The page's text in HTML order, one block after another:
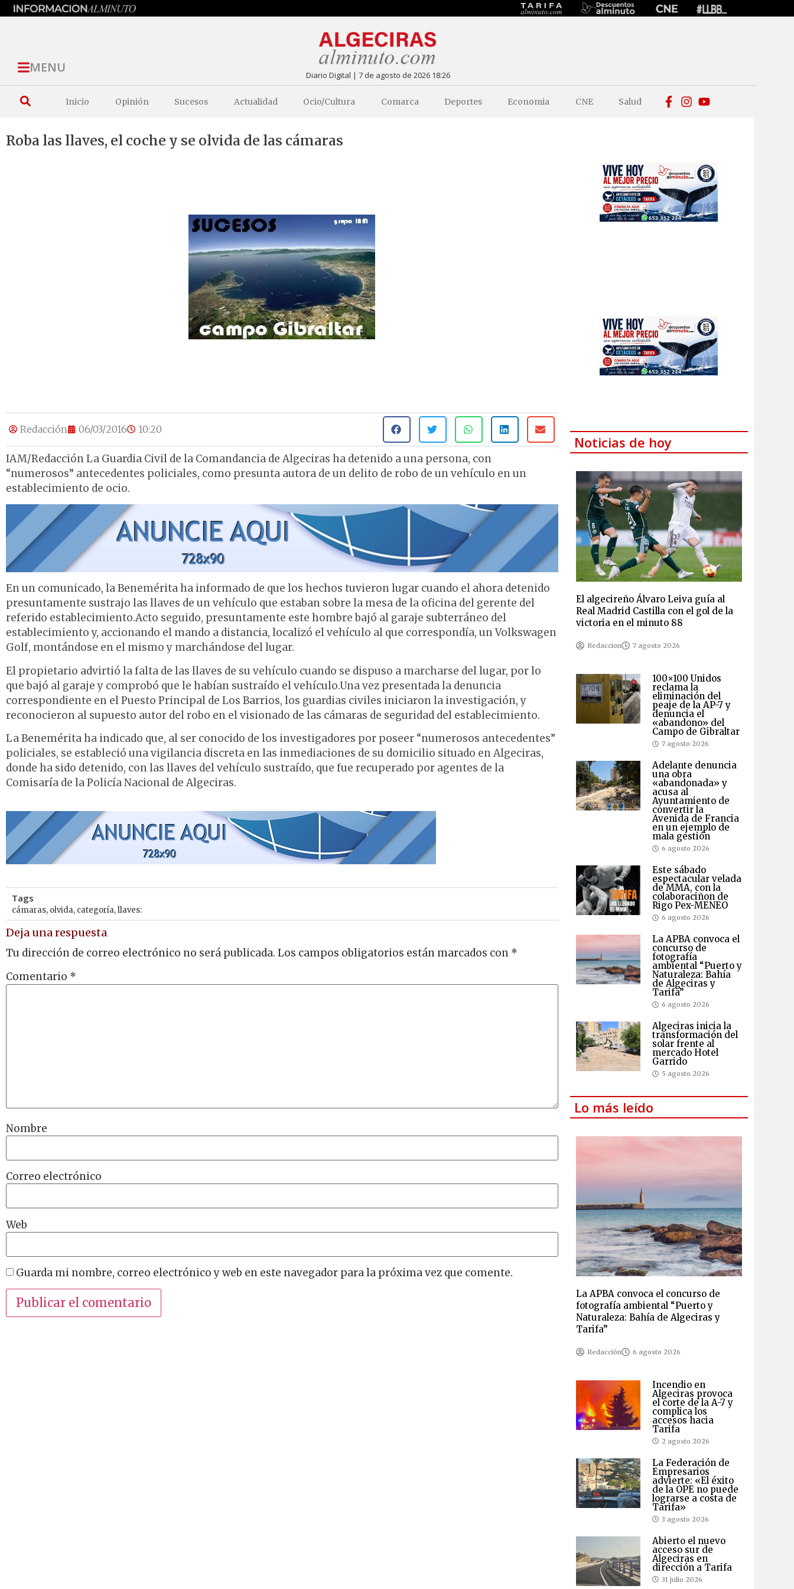
MENU Diario Digital | 7 de agosto de 2026 18:26
Inicio Opinión Sucesos Actualidad Ocio/Cultura Comarca Deportes Economia CNE Salud
Roba las llaves, el coche y se olvida de las cámaras
Redacción 06/03/2016 10:20
IAM/Redacción La Guardia Civil de la Comandancia de Algeciras ha detenido a una persona, con
“numerosos” antecedentes policiales, como presunta autora de un delito de robo de un vehículo en un
establecimiento de ocio.
En un comunicado, la Benemérita ha informado de que los hechos tuvieron lugar cuando el ahora detenido
presuntamente sustrajo las llaves de un vehículo que estaban sobre la mesa de la oficina del gerente del
referido establecimiento.Acto seguido, presuntamente este hombre bajó al garaje subterráneo del
establecimiento y, accionando el mando a distancia, localizó el vehículo al que correspondía, un Volkswagen
Golf, montándose en el mismo y marchándose del lugar.
El propietario advirtió la falta de las llaves de su vehículo cuando se dispuso a marcharse del lugar, por lo
que bajó al garaje y comprobó que le habían sustraído el vehículo.Una vez presentada la denuncia
correspondiente en el Puesto Principal de Los Barrios, los guardias civiles iniciaron la investigación, y
reconocieron al supuesto autor del robo en el visionado de las cámaras de seguridad del establecimiento.
La Benemérita ha indicado que, al ser conocido de los investigadores por poseer “numerosos antecedentes”
policiales, se estableció una vigilancia discreta en las inmediaciones de su domicilio situado en Algeciras,
donde ha sido detenido, con las llaves del vehículo sustraído, que fue recuperado por agentes de la
Comisaría de la Policía Nacional de Algeciras.
Tags
cámaras, olvida, categoría,llaves:
Deja una respuesta
Tu dirección de correo electrónico no será publicada. Los campos obligatorios están marcados con *
Comentario *
Nombre
Correo electrónico
Web
Guarda mi nombre, correo electrónico y web en este navegador para la próxima vez que comente.
Noticias de hoy
El algecireño Álvaro Leiva guía al
Real Madrid Castilla con el gol de la
victoria en el minuto 88
Redaccion 7 agosto 2026
100×100 Unidos
reclama la
eliminación del
peaje de la AP-7 y
denuncia el
«abandono» del
Campo de Gibraltar
7 agosto 2026
Adelante denuncia
una obra
«abandonada» y
acusa al
Ayuntamiento de
convertir la
Avenida de Francia
en un ejemplo de
mala gestión
6 agosto 2026
Este sábado
espectacular velada
de MMA, con la
colaboraciñon de
Rigo Pex-MENEO
6 agosto 2026
La APBA convoca el
concurso de
fotografía
ambiental “Puerto y
Naturaleza: Bahía
de Algeciras y
Tarifa”
6 agosto 2026
Algeciras inicia la
transformación del
solar frente al
mercado Hotel
Garrido
5 agosto 2026
Lo más leído
La APBA convoca el concurso de
fotografía ambiental “Puerto y
Naturaleza: Bahía de Algeciras y
Tarifa”
Redacción 6 agosto 2026
Incendio en
Algeciras provoca
el corte de la A-7 y
complica los
accesos hacia
Tarifa
2 agosto 2026
La Federación de
Empresarios
advierte: «El éxito
de la OPE no puede
lograrse a costa de
Tarifa»
3 agosto 2026
Abierto el nuevo
acceso sur de
Algeciras en
dirección a Tarifa
31 julio 2026